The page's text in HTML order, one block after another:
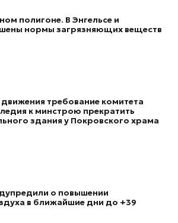
полигоне. В Энгельсе и
нормы загрязняющих веществ
требование комитета
к минстрою прекратить
здания у Покровского храма
о повышении
в ближайшие дни до +39